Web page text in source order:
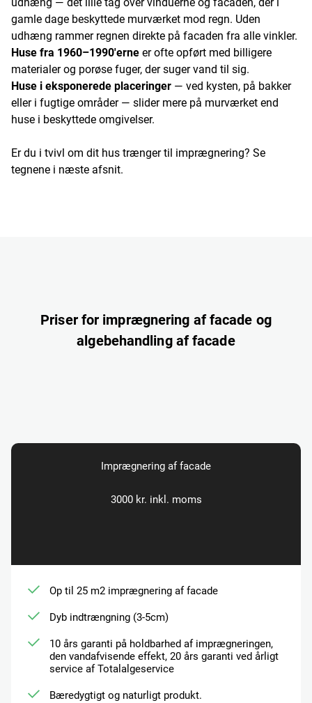
udhæng — det lille tag over vinduerne og facaden, der i
gamle dage beskyttede murværket mod regn. Uden
udhæng rammer regnen direkte på facaden fra alle vinkler.
Huse fra 1960–1990'erne er ofte opført med billigere
materialer og porøse fuger, der suger vand til sig.
Huse i eksponerede placeringer — ved kysten, på bakker
eller i fugtige områder — slider mere på murværket end
huse i beskyttede omgivelser.
Er du i tvivl om dit hus trænger til imprægnering? Se
tegnene i næste afsnit.
Priser for imprægnering af facade og
algebehandling af facade
Imprægnering af facade
3000 kr. inkl. moms
Op til 25 m2 imprægnering af facade
Dyb indtrængning (3-5cm)
10 års garanti på holdbarhed af imprægneringen,
den vandafvisende effekt, 20 års garanti ved årligt
service af Totalalgeservice
Bæredygtigt og naturligt produkt.